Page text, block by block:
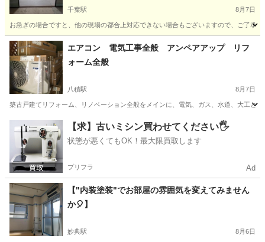
千葉駅 8月7日
お急ぎの場合ですと、他の現場の都合上対応できない場合もございますので、ご了承
千葉 千葉市 その他 DIY
エアコン 電気工事全般 アンペアアップ リフ
ォーム全般
八積駅 8月7日
築古戸建てリフォーム、リノベーション全般をメインに、電気、ガス、水道、大工
千葉 長生郡 八積駅 リフォーム
【求】古いミシン買わせてください🖐️
状態が悪くてもOK！最大限買取します
プリフラ Ad
【"内装塗装"でお部屋の雰囲気を変えてみません
か🎈】
妙典駅 8月6日